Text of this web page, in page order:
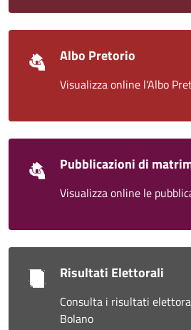
Albo Pretorio
Visualizza online l'Albo
Pubblicazioni di
Visualizza online le
Risultati Elettorali
Consulta i risultati
Bolano